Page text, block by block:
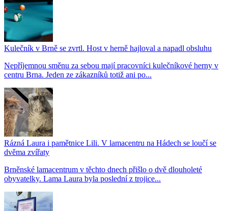
Kulečník v Brně se zvrtl. Host v herně hajloval a napadl obsluhu
Nepříjemnou směnu za sebou mají pracovníci kulečníkové herny v
centru Brna. Jeden ze zákazníků totiž ani po...
Rázná Laura i pamětnice Lili. V lamacentru na Hádech se loučí se
dvěma zvířaty
Brněnské lamacentrum v těchto dnech přišlo o dvě dlouholeté
obyvatelky. Lama Laura byla poslední z trojice...